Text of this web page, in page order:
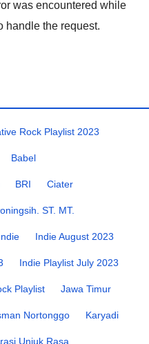
was encountered while
handle the request.
Rock Playlist 2023
Babel
BRI Ciater
ST. MT.
Indie August 2023
Indie Playlist July 2023
Playlist Jawa Timur
Nortonggo Karyadi
Unjuk Rasa